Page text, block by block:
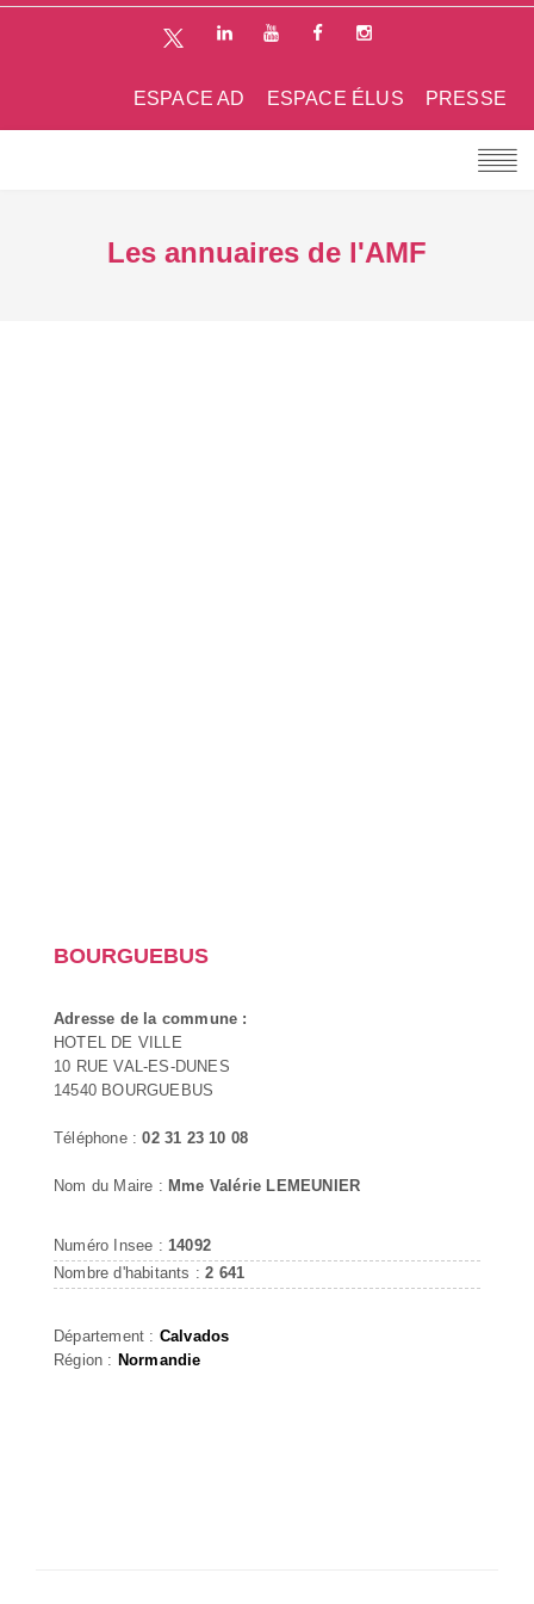
PRESSE
ESPACE ÉLUS
ESPACE AD
Les annuaires de l'AMF
BOURGUEBUS
Adresse de la commune :
HOTEL DE VILLE
10 RUE VAL-ES-DUNES
14540 BOURGUEBUS
Téléphone :02 31 23 10 08
Nom du Maire : Mme Valérie LEMEUNIER
Numéro Insee : 14092
Nombre d'habitants :2 641
Département : Calvados
Région : Normandie